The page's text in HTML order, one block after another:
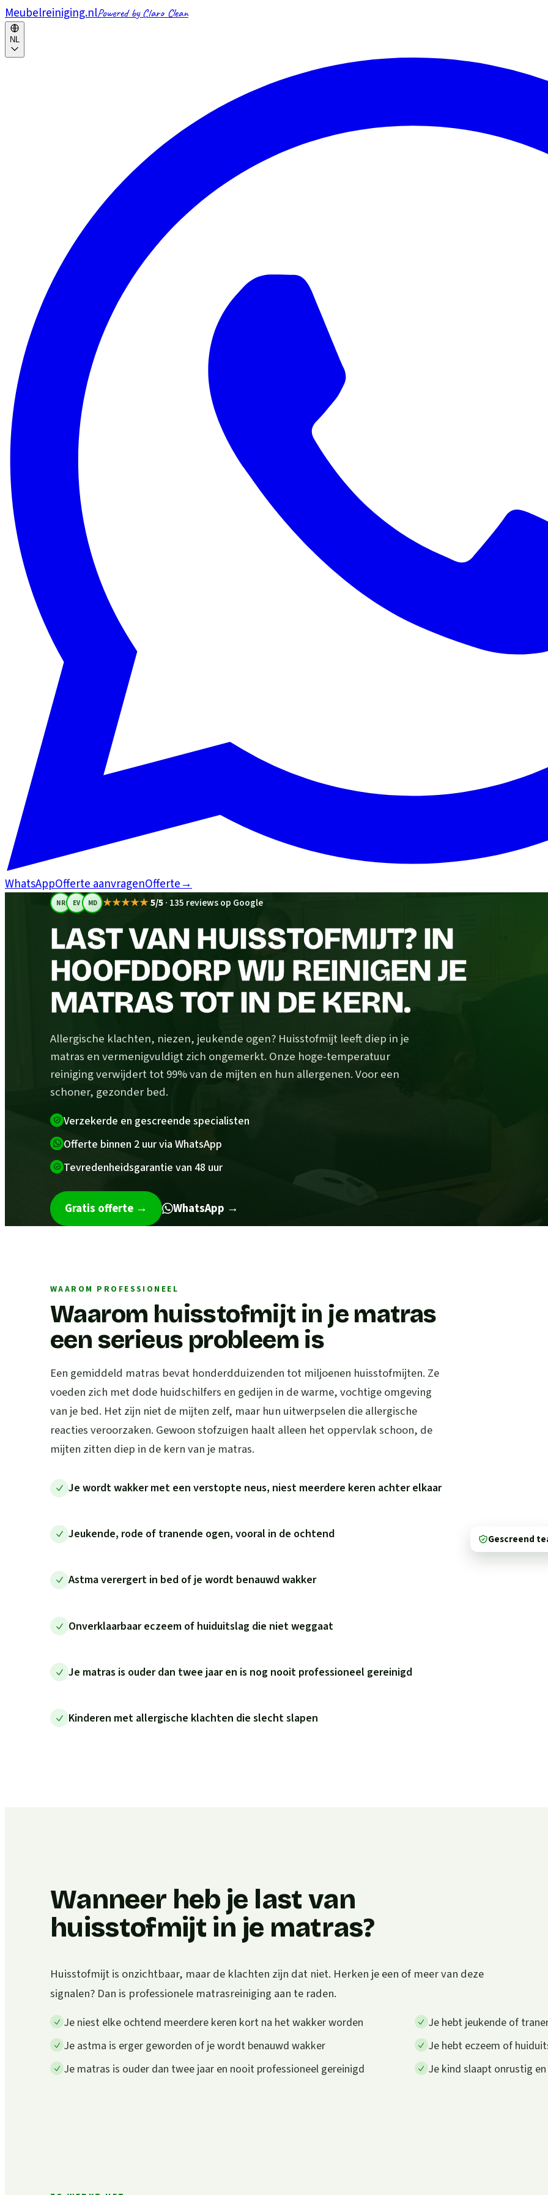
Meubelreiniging.nlPowered by Claro Clean
NL
WhatsAppOfferte aanvragenOfferte→
NR EV MD ★★★★★5/5· 135 reviews op Google
LAST VAN HUISSTOFMIJT? IN
HOOFDDORP WIJ REINIGEN JE
MATRAS TOT IN DE KERN.
Allergische klachten, niezen, jeukende ogen? Huisstofmijt leeft diep in je
matras en vermenigvuldigt zich ongemerkt. Onze hoge-temperatuur
reiniging verwijdert tot 99% van de mijten en hun allergenen. Voor een
schoner, gezonder bed.
Verzekerde en gescreende specialisten
Offerte binnen 2 uur via WhatsApp
Tevredenheidsgarantie van 48 uur
Gratis offerte → WhatsApp →
WAAROM PROFESSIONEEL
Waarom huisstofmijt in je matras
een serieus probleem is
Een gemiddeld matras bevat honderdduizenden tot miljoenen huisstofmijten. Ze
voeden zich met dode huidschilfers en gedijen in de warme, vochtige omgeving
van je bed. Het zijn niet de mijten zelf, maar hun uitwerpselen die allergische
reacties veroorzaken. Gewoon stofzuigen haalt alleen het oppervlak schoon, de
mijten zitten diep in de kern van je matras.
Je wordt wakker met een verstopte neus, niest meerdere keren achter elkaar
Jeukende, rode of tranende ogen, vooral in de ochtend
Astma verergert in bed of je wordt benauwd wakker
Onverklaarbaar eczeem of huiduitslag die niet weggaat
Je matras is ouder dan twee jaar en is nog nooit professioneel gereinigd
Kinderen met allergische klachten die slecht slapen
Gescreend
Wanneer heb je last van
huisstofmijt in je matras?
Huisstofmijt is onzichtbaar, maar de klachten zijn dat niet. Herken je een of meer van deze
signalen? Dan is professionele matrasreiniging aan te raden.
Je niest elke ochtend meerdere keren kort na het wakker worden
Je hebt jeukende of
Je astma is erger geworden of je wordt benauwd wakker
Je hebt eczeem of
Je matras is ouder dan twee jaar en nooit professioneel gereinigd
Je kind slaapt onrustig